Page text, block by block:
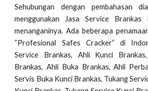
Sehubungan dengan pembahasan
menggunakan Jasa Service Brankas
menanganinya. Ada beberapa
“Profesional Safes Cracker” di
Service Brankas, Ahli Kunci
Brankas, Ahli Buka Brankas, Ahli
Servis Buka Kunci Brankas, Tukang